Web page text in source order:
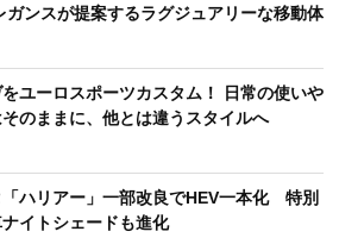
ガンスが提案するラグジュアリーな移動体
ユーロスポーツカスタム！ 日常の使いや
のままに、他とは違うスタイルへ
「ハリアー」一部改良でHEV一本化 特別
イトシェードも進化